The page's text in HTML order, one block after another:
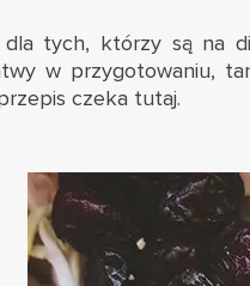
dla tych, którzy są na
w przygotowaniu,
czeka tutaj.